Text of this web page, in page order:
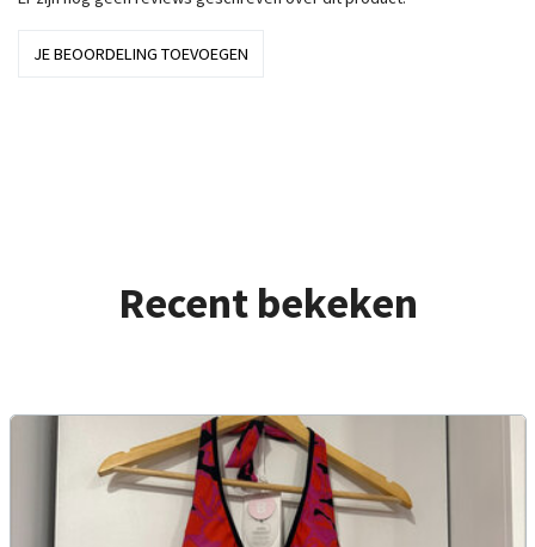
JE BEOORDELING TOEVOEGEN
Recent bekeken